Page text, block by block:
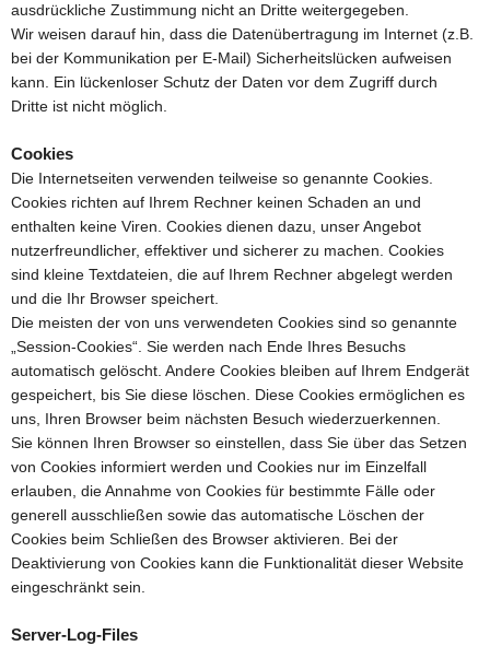
ausdrückliche Zustimmung nicht an Dritte weitergegeben.
Wir weisen darauf hin, dass die Datenübertragung im Internet (z.B.
bei der Kommunikation per E-Mail) Sicherheitslücken aufweisen
kann. Ein lückenloser Schutz der Daten vor dem Zugriff durch
Dritte ist nicht möglich.
Cookies
Die Internetseiten verwenden teilweise so genannte Cookies.
Cookies richten auf Ihrem Rechner keinen Schaden an und
enthalten keine Viren. Cookies dienen dazu, unser Angebot
nutzerfreundlicher, effektiver und sicherer zu machen. Cookies
sind kleine Textdateien, die auf Ihrem Rechner abgelegt werden
und die Ihr Browser speichert.
Die meisten der von uns verwendeten Cookies sind so genannte
„Session-Cookies“. Sie werden nach Ende Ihres Besuchs
automatisch gelöscht. Andere Cookies bleiben auf Ihrem Endgerät
gespeichert, bis Sie diese löschen. Diese Cookies ermöglichen es
uns, Ihren Browser beim nächsten Besuch wiederzuerkennen.
Sie können Ihren Browser so einstellen, dass Sie über das Setzen
von Cookies informiert werden und Cookies nur im Einzelfall
erlauben, die Annahme von Cookies für bestimmte Fälle oder
generell ausschließen sowie das automatische Löschen der
Cookies beim Schließen des Browser aktivieren. Bei der
Deaktivierung von Cookies kann die Funktionalität dieser Website
eingeschränkt sein.
Server-Log-Files